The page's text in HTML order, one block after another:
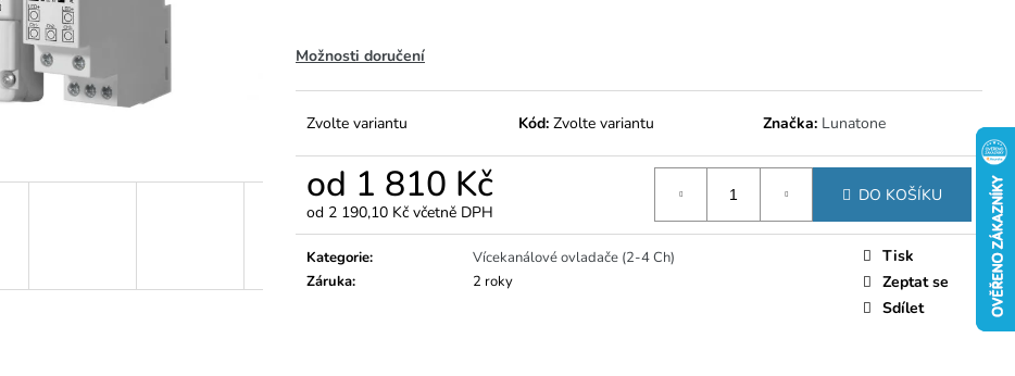
Možnosti doručení
Zvolte variantu Kód: Zvolte variantu Značka: Lunatone
od 1 810 Kč
od 2 190,10 Kč včetně DPH
Měrná
cena:
DO KOŠÍKU
Kategorie:
Vícekanálové ovladače (2-4 Ch)
Záruka: 2 roky
Tisk
Zeptat se
Sdílet